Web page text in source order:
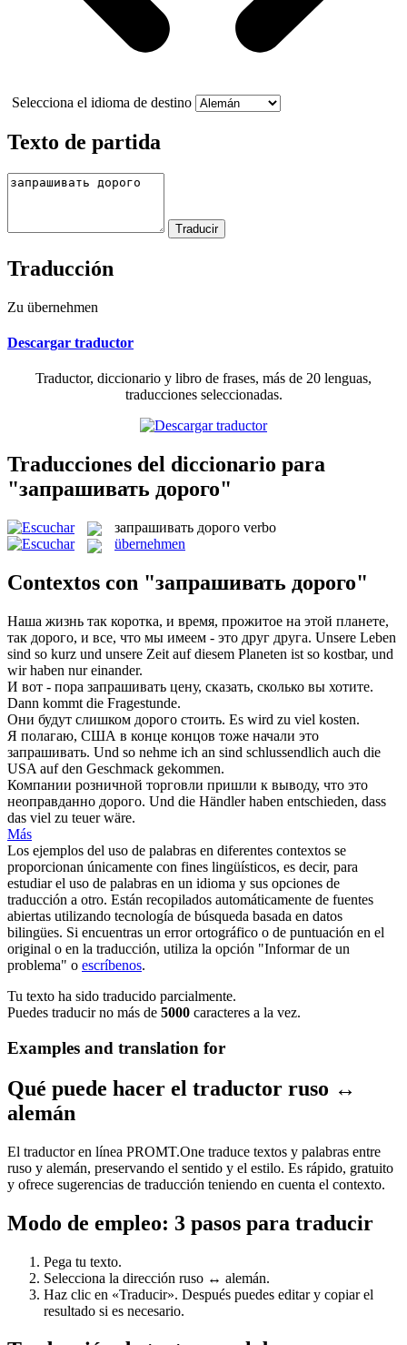
Selecciona el idioma de destino
Texto de partida
Traducción
Zu übernehmen
Descargar traductor
Traductor, diccionario y libro de frases, más de 20 lenguas,
traducciones seleccionadas.
Traducciones del diccionario para
"запрашивать дорого"
запрашивать дорого verbo
übernehmen
Contextos con "запрашивать дорого"
Наша жизнь так коротка, и время, прожитое на этой планете,
так дорого, и все, что мы имеем - это друг друга. Unsere Leben
sind so kurz und unsere Zeit auf diesem Planeten ist so kostbar, und
wir haben nur einander.
И вот - пора запрашивать цену, сказать, сколько вы хотите.
Dann kommt die Fragestunde.
Они будут слишком дорого стоить. Es wird zu viel kosten.
Я полагаю, США в конце концов тоже начали это
запрашивать. Und so nehme ich an sind schlussendlich auch die
USA auf den Geschmack gekommen.
Компании розничной торговли пришли к выводу, что это
неоправданно дорого. Und die Händler haben entschieden, dass
das viel zu teuerwäre.
Más
Los ejemplos del uso de palabras en diferentes contextos se
proporcionan únicamente con fines lingüísticos, es decir, para
estudiar el uso de palabras en un idioma y sus opciones de
traducción a otro. Están recopilados automáticamente de fuentes
abiertas utilizando tecnología de búsqueda basada en datos
bilingües. Si encuentras un error ortográfico o de puntuación en el
original o en la traducción, utiliza la opción "Informar de un
problema" o escríbenos.
Tu texto ha sido traducido parcialmente.
Puedes traducir no más de 5000 caracteres a la vez.
Examples and translation for
Qué puede hacer el traductor ruso ↔
alemán
El traductor en línea PROMT.One traduce textos y palabras entre
ruso y alemán, preservando el sentido y el estilo. Es rápido, gratuito
y ofrece sugerencias de traducción teniendo en cuenta el contexto.
Modo de empleo: 3 pasos para traducir
Pega tu texto.
Selecciona la dirección ruso ↔ alemán.
Haz clic en «Traducir». Después puedes editar y copiar el
resultado si es necesario.